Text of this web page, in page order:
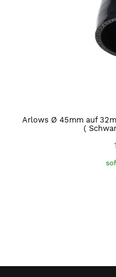
Arlows Ø 45mm auf
(